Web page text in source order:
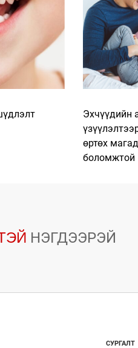
Эхчүүдийн
өртөх
боломжтой
НЭГДЭЭРЭЙ
СУРГАЛТ